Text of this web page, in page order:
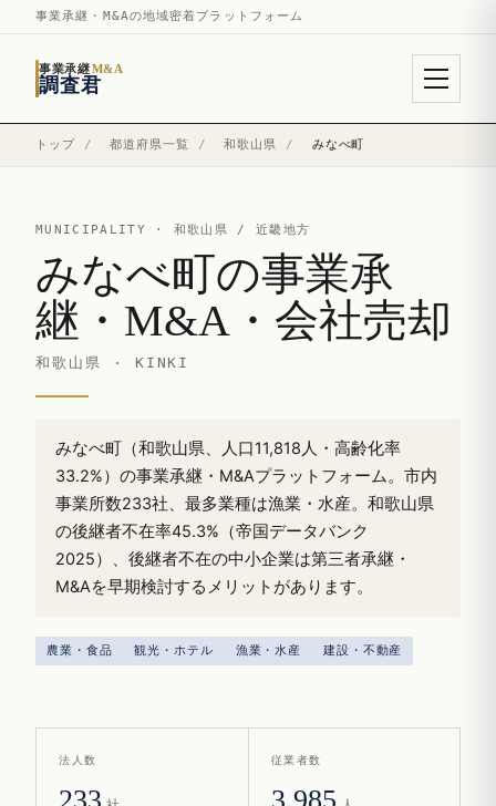
事業承継・M&Aの地域密着プラットフォーム
事業承継M&A
調査君
トップ / 都道府県一覧 / 和歌山県 / みなべ町
MUNICIPALITY · 和歌山県 / 近畿地方
みなべ町の事業承
継・M&A・会社売却
和歌山県 · KINKI
みなべ町（和歌山県、人口11,818人・高齢化率
33.2%）の事業承継・M&Aプラットフォーム。市内
事業所数233社、最多業種は漁業・水産。和歌山県
の後継者不在率45.3%（帝国データバンク
2025）、後継者不在の中小企業は第三者承継・
M&Aを早期検討するメリットがあります。
農業・食品 観光・ホテル 漁業・水産 建設・不動産
法人数 従業者数